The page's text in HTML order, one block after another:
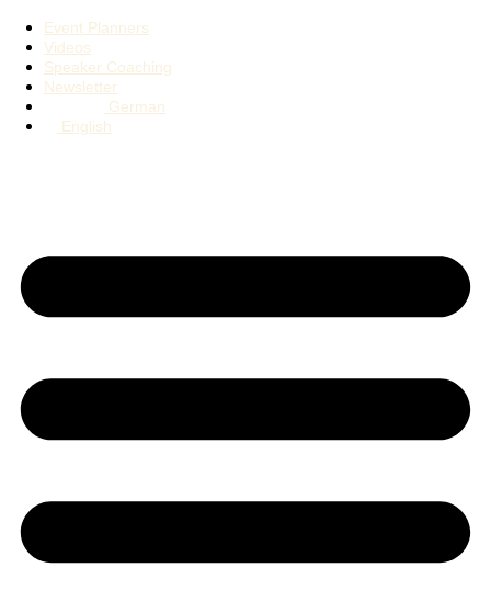
Event Planners
Videos
Speaker Coaching
Newsletter
German
English